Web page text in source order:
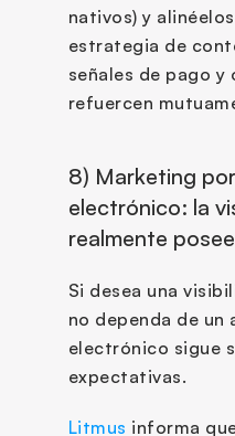
nativos) y
estrategia de
señales de pago y
refuercen
8) Marketing
electrónico: la
realmente posee
Si desea una
no dependa de
electrónico sigue
expectativas.
Litmus informa